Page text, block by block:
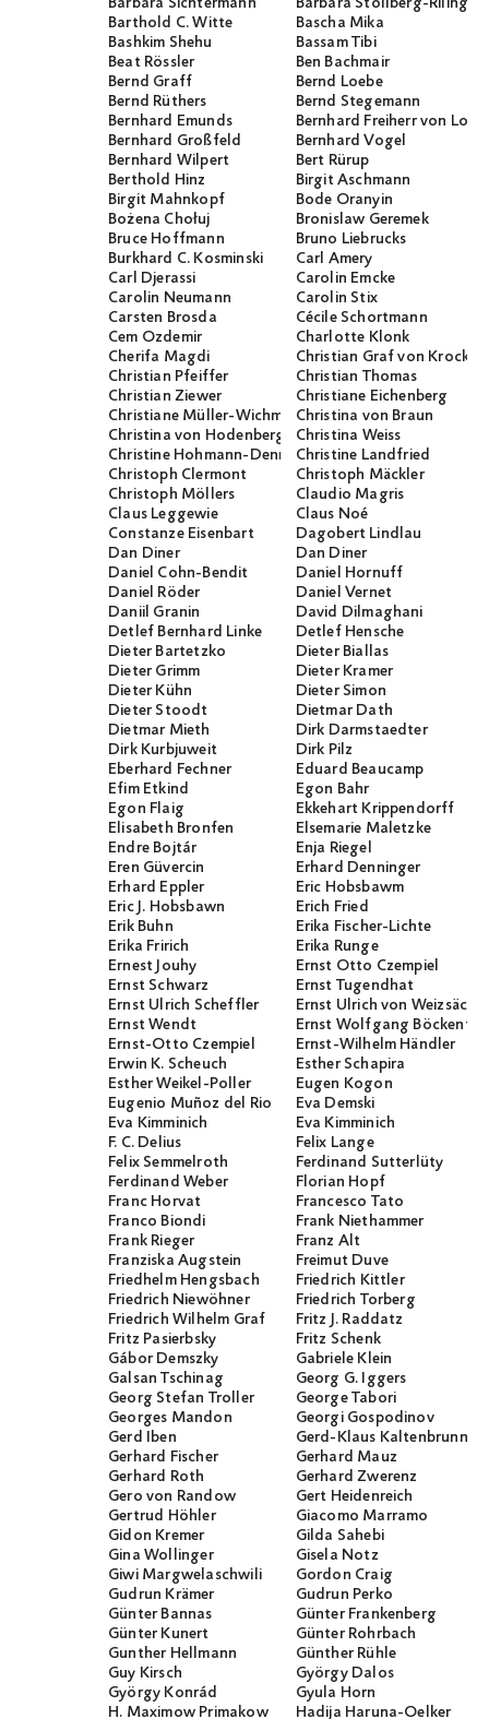
Barthold C. Witte
Bascha Mika
Bashkim Shehu
Bassam Tibi
Beat Rössler
Ben Bachmair
Bernd Graff
Bernd Loebe
Bernd Rüthers
Bernd Stegemann
Bernhard Emunds
Bernhard Freiherr von
Bernhard Großfeld
Bernhard Vogel
Bernhard Wilpert
Bert Rürup
Berthold Hinz
Birgit Aschmann
Birgit Mahnkopf
Bode Oranyin
Bożena Chołuj
Bronislaw Geremek
Bruce Hoffmann
Bruno Liebrucks
Burkhard C. Kosminski
Carl Amery
Carl Djerassi
Carolin Emcke
Carolin Neumann
Carolin Stix
Carsten Brosda
Cécile Schortmann
Cem Özdemir
Charlotte Klonk
Cherifa Magdi
Christian Graf von
Christian Pfeiffer
Christian Thomas
Christian Ziewer
Christiane Eichenberg
Christiane Müller-WichmannChristina von Braun
Christina von Hodenberg
Christina Weiss
Christine Hohmann-DennhardtChristine Landfried
Christoph Clermont
Christoph Mäckler
Christoph Möllers
Claudio Magris
Claus Leggewie
Claus Noé
Constanze Eisenbart
Dagobert Lindlau
Dan Diner
Dan Diner
Daniel Cohn-Bendit
Daniel Hornuff
Daniel Röder
Daniel Vernet
Daniil Granin
David Dilmaghani
Detlef Bernhard Linke
Detlef Hensche
Dieter Bartetzko
Dieter Biallas
Dieter Grimm
Dieter Kramer
Dieter Kühn
Dieter Simon
Dieter Stoodt
Dietmar Dath
Dietmar Mieth
Dirk Darmstaedter
Dirk Kurbjuweit
Dirk Pilz
Eberhard Fechner
Eduard Beaucamp
Efim Etkind
Egon Bahr
Egon Flaig
Ekkehart Krippendorff
Elisabeth Bronfen
Elsemarie Maletzke
Endre Bojtár
Enja Riegel
Eren Güvercin
Erhard Denninger
Erhard Eppler
Eric Hobsbawm
Eric J. Hobsbawn
Erich Fried
Erik Buhn
Erika Fischer-Lichte
Erika Fririch
Erika Runge
Ernest Jouhy
Ernst Otto Czempiel
Ernst Schwarz
Ernst Tugendhat
Ernst Ulrich Scheffler
Ernst Ulrich von Weizsäcker
Ernst Wendt
Ernst Wolfgang
Ernst-Otto Czempiel
Ernst-Wilhelm Händler
Erwin K. Scheuch
Esther Schapira
Esther Weikel-Poller
Eugen Kogon
Eugenio Muñoz del Rio
Eva Demski
Eva Kimminich
Eva Kimminich
F. C. Delius
Felix Lange
Felix Semmelroth
Ferdinand Sutterlüty
Ferdinand Weber
Florian Hopf
Franc Horvat
Francesco Tato
Franco Biondi
Frank Niethammer
Frank Rieger
Franz Alt
Franziska Augstein
Freimut Duve
Friedhelm Hengsbach
Friedrich Kittler
Friedrich Niewöhner
Friedrich Torberg
Friedrich Wilhelm Graf
Fritz J. Raddatz
Fritz Pasierbsky
Fritz Schenk
Gábor Demszky
Gabriele Klein
Galsan Tschinag
Georg G. Iggers
Georg Stefan Troller
George Tabori
Georges Mandon
Georgi Gospodinov
Gerd Iben
Gerd-Klaus Kaltenbrunner
Gerhard Fischer
Gerhard Mauz
Gerhard Roth
Gerhard Zwerenz
Gero von Randow
Gert Heidenreich
Gertrud Höhler
Giacomo Marramo
Gidon Kremer
Gilda Sahebi
Gina Wollinger
Gisela Notz
Giwi Margwelaschwili
Gordon Craig
Gudrun Krämer
Gudrun Perko
Günter Bannas
Günter Frankenberg
Günter Kunert
Günter Rohrbach
Gunther Hellmann
Günther Rühle
Guy Kirsch
György Dalos
György Konrád
Gyula Horn
H. Maximow Primakow
Hadija Haruna-Oelker